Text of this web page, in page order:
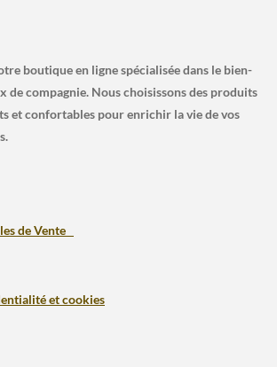
boutique en ligne spécialisée dans le bien-
de compagnie. Nous choisissons des produits
et confortables pour enrichir la vie de vos
de Vente
et cookies